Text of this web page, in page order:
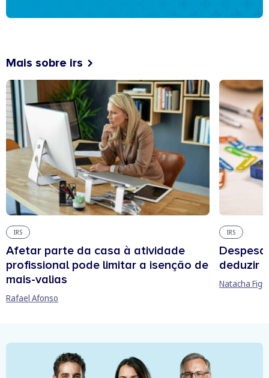
Mais sobre irs
IRS
Afetar parte da casa à atividade
profissional pode limitar a isenção de
mais-valias
Rafael Afonso
IRS
deduzir
Natacha